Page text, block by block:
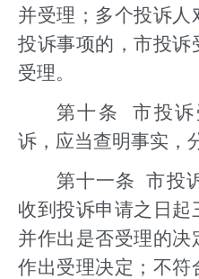
并受理；多个投诉人
投诉事项的，市投诉
受理。
第十条 市投诉
诉，应当查明事实，
第十一条 市投
收到投诉申请之日起
并作出是否受理的决
作出受理决定；不符